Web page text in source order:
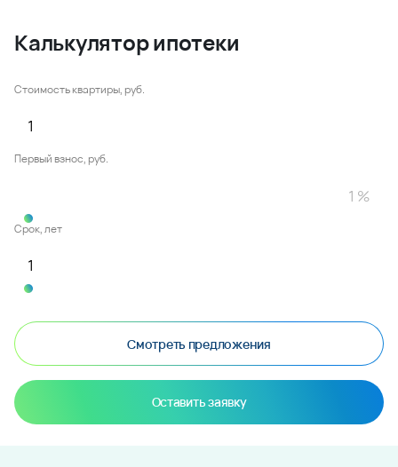
Калькулятор ипотеки
Стоимость квартиры, руб.
Первый взнос, руб.
Срок, лет
Смотреть предложения
Оставить заявку